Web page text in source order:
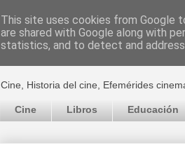
El cultural
Cine, Historia del cine, Efemérides
Cine Libros Educación
This site uses cookies from Google
are shared with Google along with
statistics, and to detect and address